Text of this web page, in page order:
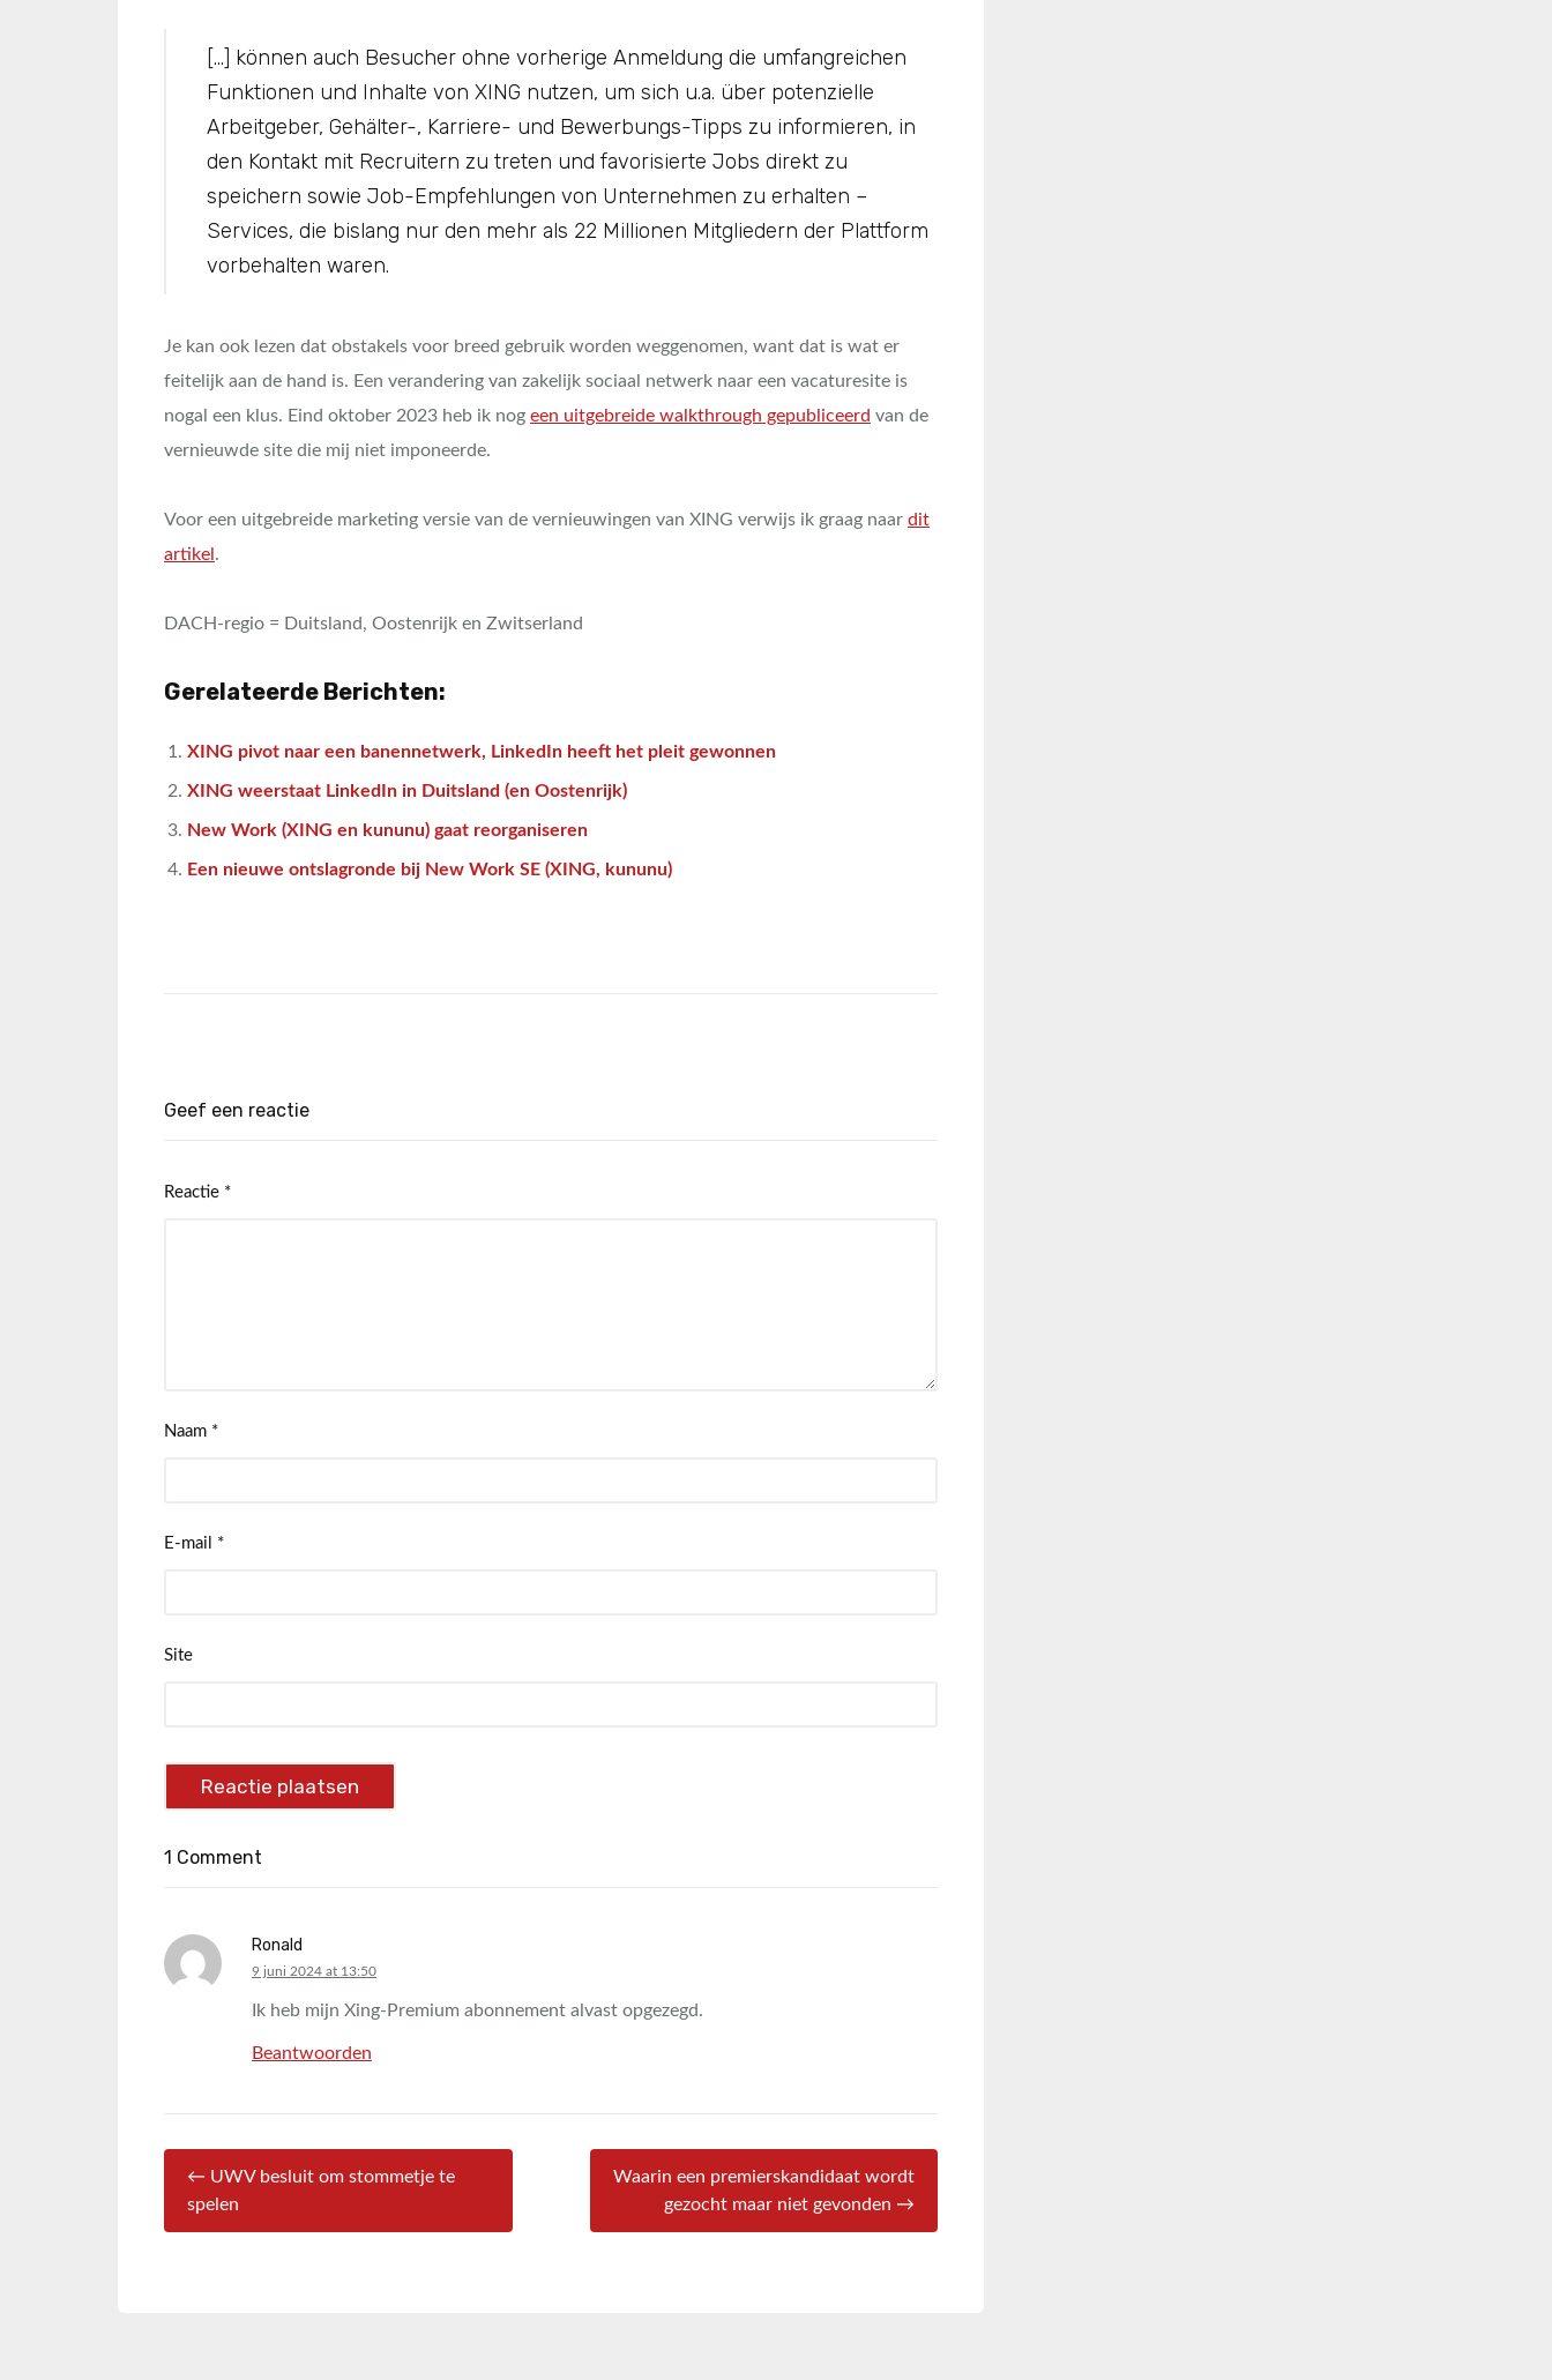
[…] können auch Besucher ohne vorherige Anmeldung die umfangreichen
Funktionen und Inhalte von XING nutzen, um sich u.a. über potenzielle
Arbeitgeber, Gehälter-, Karriere- und Bewerbungs-Tipps zu informieren, in
den Kontakt mit Recruitern zu treten und favorisierte Jobs direkt zu
speichern sowie Job-Empfehlungen von Unternehmen zu erhalten –
Services, die bislang nur den mehr als 22 Millionen Mitgliedern der Plattform
vorbehalten waren.
Je kan ook lezen dat obstakels voor breed gebruik worden weggenomen, want dat is wat er
feitelijk aan de hand is. Een verandering van zakelijk sociaal netwerk naar een vacaturesite is
nogal een klus. Eind oktober 2023 heb ik nog een uitgebreide walkthrough gepubliceerd van de
vernieuwde site die mij niet imponeerde.
Voor een uitgebreide marketing versie van de vernieuwingen van XING verwijs ik graag naar dit
artikel .
DACH-regio = Duitsland, Oostenrijk en Zwitserland
Gerelateerde Berichten:
XING pivot naar een banennetwerk, LinkedIn heeft het pleit gewonnen
XING weerstaat LinkedIn in Duitsland (en Oostenrijk)
New Work (XING en kununu) gaat reorganiseren
Een nieuwe ontslagronde bij New Work SE (XING, kununu)
Geef een reactie
Reactie *
Naam *
E-mail *
Site
1 Comment
Ronald
says:
9 juni 2024 at 13:50
Ik heb mijn Xing-Premium abonnement alvast opgezegd.
Beantwoorden
← UWV besluit om stommetje te
spelen
Waarin een premierskandidaat wordt
gezocht maar niet gevonden →